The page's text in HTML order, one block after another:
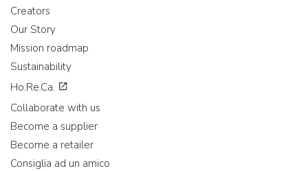
Creators
Our Story
Mission roadmap
Sustainability
Ho.Re.Ca.
Collaborate with us
Become a supplier
Become a retailer
Consiglia ad un amico